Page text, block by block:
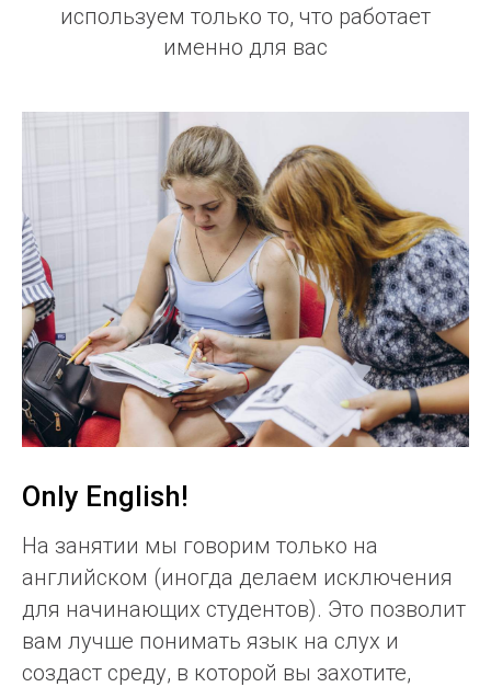
используем только то, что работает
именно для вас
Only English!
На занятии мы говорим только на
английском (иногда делаем исключения
для начинающих студентов). Это позволит
вам лучше понимать язык на слух и
создаст среду, в которой вы захотите,